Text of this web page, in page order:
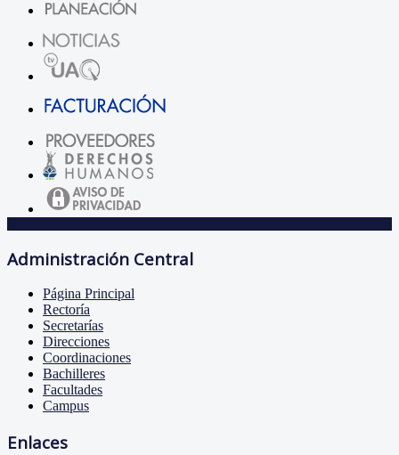
Administración Central
Página Principal
Rectoría
Secretarías
Direcciones
Coordinaciones
Bachilleres
Facultades
Campus
Enlaces